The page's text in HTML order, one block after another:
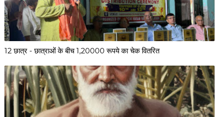
12 छात्र - छात्राओं के बीच 1,20000 रूपये का चेक वितरित